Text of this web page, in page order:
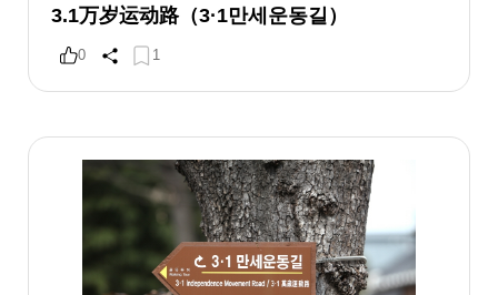
3.1万岁运动路（3·1만세운동길）
0 1